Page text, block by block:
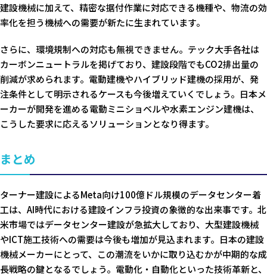
建設機械に加えて、精密な据付作業に対応できる機種や、物流の効
率化を担う機械への需要が新たに生まれています。
さらに、環境規制への対応も無視できません。テック大手各社は
カーボンニュートラルを掲げており、建設段階でもCO2排出量の
削減が求められます。電動建機やハイブリッド建機の採用が、発
注条件として明示されるケースも今後増えていくでしょう。日本メ
ーカーが開発を進める電動ミニショベルや水素エンジン建機は、
こうした要求に応えるソリューションとなり得ます。
まとめ
ターナー建設によるMeta向け100億ドル規模のデータセンター着
工は、AI時代における建設インフラ投資の象徴的な出来事です。北
米市場ではデータセンター建設が急拡大しており、大型建設機械
やICT施工技術への需要は今後も増加が見込まれます。日本の建設
機械メーカーにとって、この潮流をいかに取り込むかが中期的な成
長戦略の鍵となるでしょう。電動化・自動化といった技術革新と、